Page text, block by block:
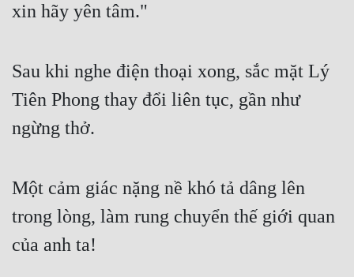
xin hãy yên tâm."
Sau khi nghe điện thoại xong, sắc mặt Lý
Tiên Phong thay đổi liên tục, gần như
ngừng thở.
Một cảm giác nặng nề khó tả dâng lên
trong lòng, làm rung chuyển thế giới quan
của anh ta!